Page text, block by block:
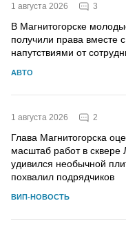
1 августа 2026 3
В Магнитогорске
получили права вместе с
напутствиями от
АВТО
1 августа 2026 2
Глава Магнитогорска
масштаб работ в сквере
удивился необычной
похвалил подрядчиков
ВИП-НОВОСТЬ